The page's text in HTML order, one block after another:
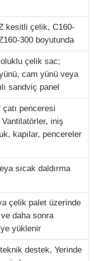
kesitli çelik, C160-
300 boyutunda
çelik sac;
cam yünü veya
sandviç panel
çatı penceresi
iniş
kapılar, pencereler
sıcak daldırma
çelik palet üzerinde
daha sonra
yüklenir
destek, Yerinde